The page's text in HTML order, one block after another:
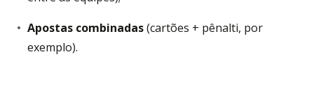
Apostas combinadas(cartões + pênalti, por
exemplo).